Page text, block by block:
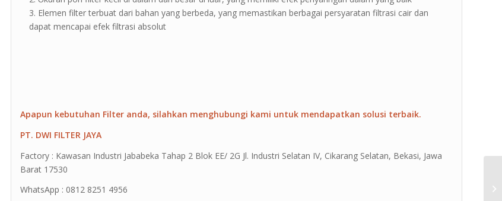
Elemen filter terbuat dari bahan yang berbeda, yang memastikan berbagai persyaratan filtrasi cair dan
dapat mencapai efek filtrasi absolut
Apapun kebutuhan Filter anda, silahkan menghubungi kami untuk mendapatkan solusi terbaik.
PT. DWI FILTER JAYA
Factory : Kawasan Industri Jababeka Tahap 2 Blok EE/ 2G Jl. Industri Selatan IV, Cikarang Selatan, Bekasi, Jawa
Barat 17530
WhatsApp : 0812 8251 4956